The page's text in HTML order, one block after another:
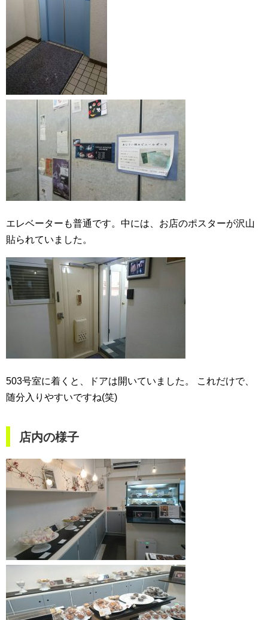
エレベーターも普通です。中には、お店のポスターが沢山
貼られていました。
503号室に着くと、ドアは開いていました。
これだけで、
随分入りやすいですね(笑)
店内の様子